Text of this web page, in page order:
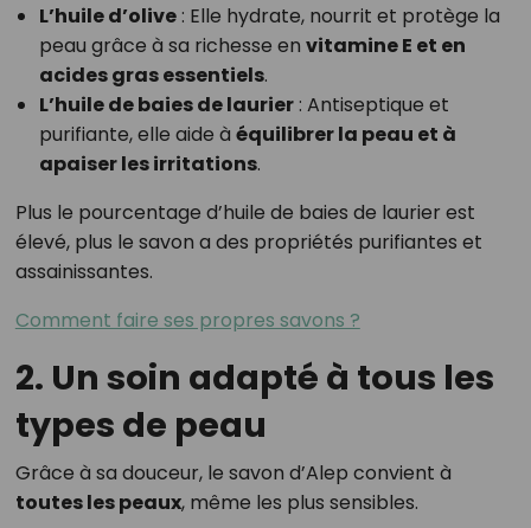
L’huile d’olive: Elle hydrate, nourrit et protège la
peau grâce à sa richesse en vitamine E et en
acides gras essentiels.
L’huile de baies de laurier: Antiseptique et
purifiante, elle aide à équilibrer la peau et à
apaiser les irritations.
Plus le pourcentage d’huile de baies de laurier est
élevé, plus le savon a des propriétés purifiantes et
assainissantes.
Comment faire ses propres savons ?
2. Un soin adapté à tous les
types de peau
Grâce à sa douceur, le savon d’Alep convient à
toutes les peaux, même les plus sensibles.